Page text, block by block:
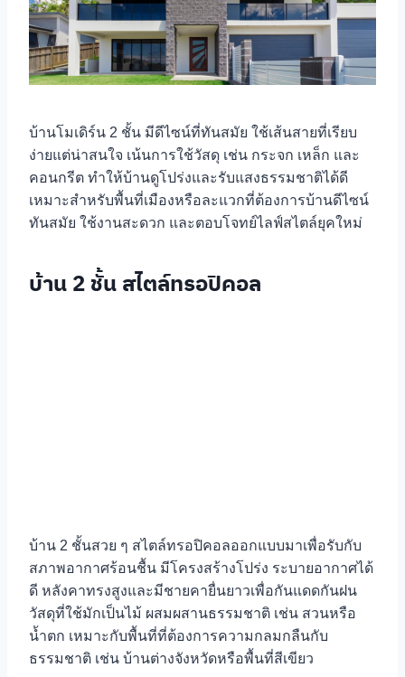
บ้านโมเดิร์น 2 ชั้น มีดีไซน์ที่ทันสมัย ใช้เส้นสายที่เรียบ
ง่ายแต่น่าสนใจ เน้นการใช้วัสดุ เช่น กระจก เหล็ก และ
คอนกรีต ทำให้บ้านดูโปร่งและรับแสงธรรมชาติได้ดี
เหมาะสำหรับพื้นที่เมืองหรือละแวกที่ต้องการบ้านดีไซน์
ทันสมัย ใช้งานสะดวก และตอบโจทย์ไลฟ์สไตล์ยุคใหม่
บ้าน 2 ชั้น สไตล์ทรอปิคอล
บ้าน 2 ชั้นสวย ๆ สไตล์ทรอปิคอลออกแบบมาเพื่อรับกับ
สภาพอากาศร้อนชื้น มีโครงสร้างโปร่ง ระบายอากาศได้
ดี หลังคาทรงสูงและมีชายคายื่นยาวเพื่อกันแดดกันฝน
วัสดุที่ใช้มักเป็นไม้ ผสมผสานธรรมชาติ เช่น สวนหรือ
น้ำตก เหมาะกับพื้นที่ที่ต้องการความกลมกลืนกับ
ธรรมชาติ เช่น บ้านต่างจังหวัดหรือพื้นที่สีเขียว